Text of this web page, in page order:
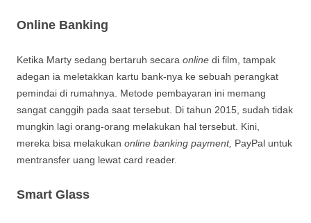
Online Banking
Ketika Marty sedang bertaruh secara online di film, tampak
adegan ia meletakkan kartu bank-nya ke sebuah perangkat
pemindai di rumahnya. Metode pembayaran ini memang
sangat canggih pada saat tersebut. Di tahun 2015, sudah tidak
mungkin lagi orang-orang melakukan hal tersebut. Kini,
mereka bisa melakukan online banking payment, PayPal untuk
mentransfer uang lewat card reader.
Smart Glass